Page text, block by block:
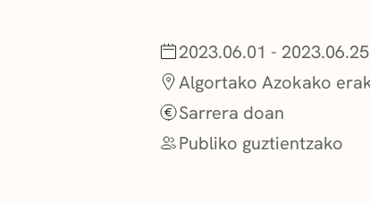
2023.06.01 - 2023.06.25
Algortako Azokako
Sarrera doan
Publiko guztientzako